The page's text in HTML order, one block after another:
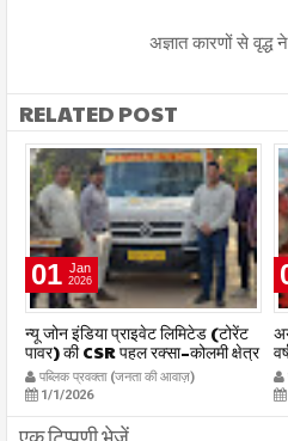
अज्ञात कारणों से वृद्ध
RELATED POST
01 Jan
2026
न्यू जोन इंडिया प्राइवेट लिमिटेड (टोरेंट
पावर) की CSR पहल रक्सा–कोलमी क्षेत्र
में चलित अस्पताल एम्बुलेंस सेवा का
शुभारंभ publicpravakta.com
पब्लिक प्रवक्ता (जनता की आवाज़)
1/1/2026